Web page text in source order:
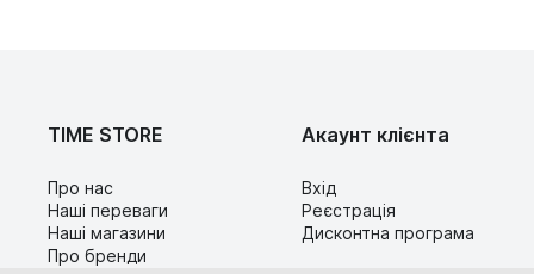
TIME STORE
Про нас
Наші переваги
Наші магазини
Про бренди
Акаунт клієнта
Вхід
Реєстрація
Дисконтна програма